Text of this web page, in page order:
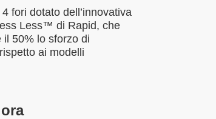
fori dotato dell’innovativa
Less™ di Rapid, che
il 50% lo sforzo di
ai modelli